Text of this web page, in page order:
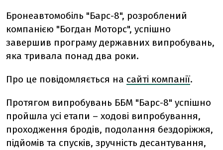
Бронеавтомобіль "Барс-8", розроблений
компанією "Богдан Моторс", успішно
завершив програму державних випробувань,
яка тривала понад два роки.
Про це повідомляється на сайті компанії.
Протягом випробувань ББМ "Барс-8" успішно
пройшла усі етапи – ходові випробування,
проходження бродів, подолання бездоріжжя,
підйомів та спусків, зручність десантування,